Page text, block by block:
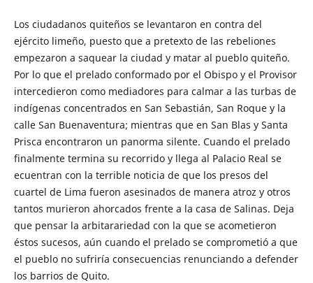
Los ciudadanos quiteños se levantaron en contra del
ejército limeño, puesto que a pretexto de las rebeliones
empezaron a saquear la ciudad y matar al pueblo quiteño.
Por lo que el prelado conformado por el Obispo y el Provisor
intercedieron como mediadores para calmar a las turbas de
indígenas concentrados en San Sebastián, San Roque y la
calle San Buenaventura; mientras que en San Blas y Santa
Prisca encontraron un panorma silente. Cuando el prelado
finalmente termina su recorrido y llega al Palacio Real se
ecuentran con la terrible noticia de que los presos del
cuartel de Lima fueron asesinados de manera atroz y otros
tantos murieron ahorcados frente a la casa de Salinas. Deja
que pensar la arbitarariedad con la que se acometieron
éstos sucesos, aún cuando el prelado se comprometió a que
el pueblo no sufriría consecuencias renunciando a defender
los barrios de Quito.